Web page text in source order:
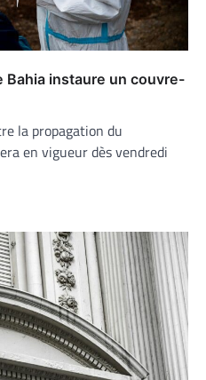
Bahia instaure un couvre-
la propagation du
en vigueur dès vendredi